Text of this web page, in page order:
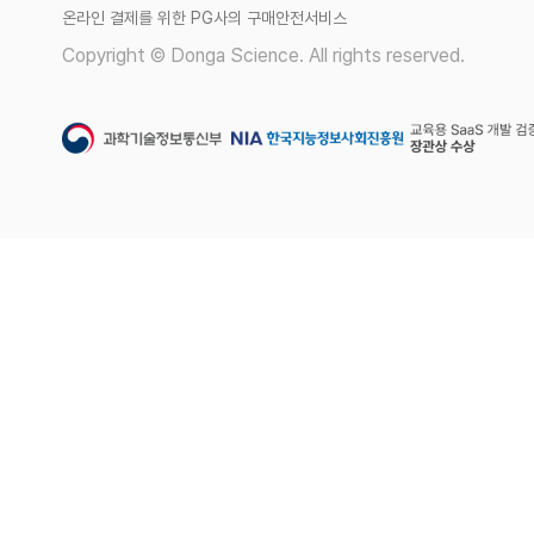
온라인 결제를 위한 PG사의 구매안전서비스
Copyright © Donga Science. All rights reserved.